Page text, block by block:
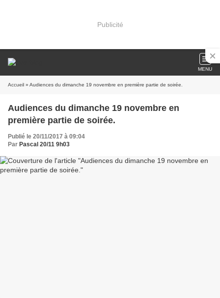
Publicité
MENU
Accueil » Audiences du dimanche 19 novembre en première partie de soirée.
Audiences du dimanche 19 novembre en
première partie de soirée.
Publié le 20/11/2017 à 09:04
Par Pascal 20/11 9h03